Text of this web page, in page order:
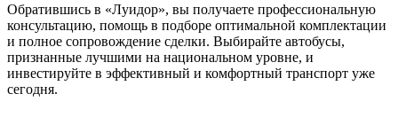
Обратившись в «Луидор», вы получаете профессиональную
консультацию, помощь в подборе оптимальной комплектации
и полное сопровождение сделки. Выбирайте автобусы,
признанные лучшими на национальном уровне, и
инвестируйте в эффективный и комфортный транспорт уже
сегодня.